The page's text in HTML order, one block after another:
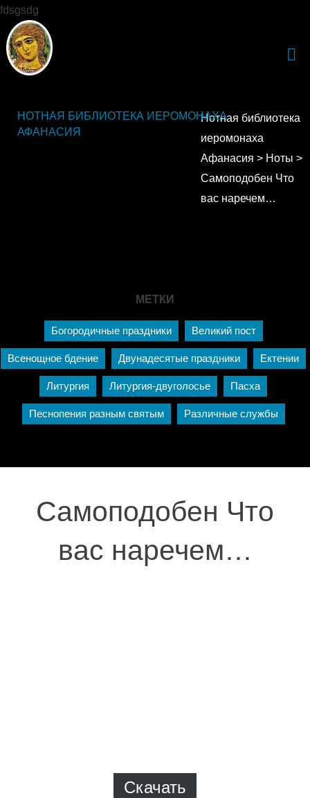
fdsgsdg
НОТНАЯ БИБЛИОТЕКА ИЕРОМОНАХА
АФАНАСИЯ
Нотная библиотека
иеромонаха
Афанасия > Ноты >
Самоподобен Что
вас наречем…
МЕТКИ
Богородичные праздники Великий пост
Всенощное бдение Двунадесятые праздники Ектении
Литургия Литургия-двуголосье Пасха
Песнопения разным святым Различные службы
Самоподобен Что
вас наречем…
Скачать